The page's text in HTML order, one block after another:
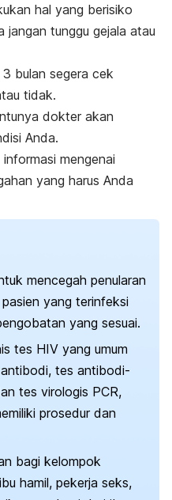
hal yang berisiko
jangan tunggu gejala atau
bulan segera cek
tidak.
dokter akan
Anda.
mengenai
yang harus Anda
mencegah penularan
yang terinfeksi
yang sesuai.
tes HIV yang umum
tes antibodi-
tes virologis PCR,
prosedur dan
bagi kelompok
hamil, pekerja seks,